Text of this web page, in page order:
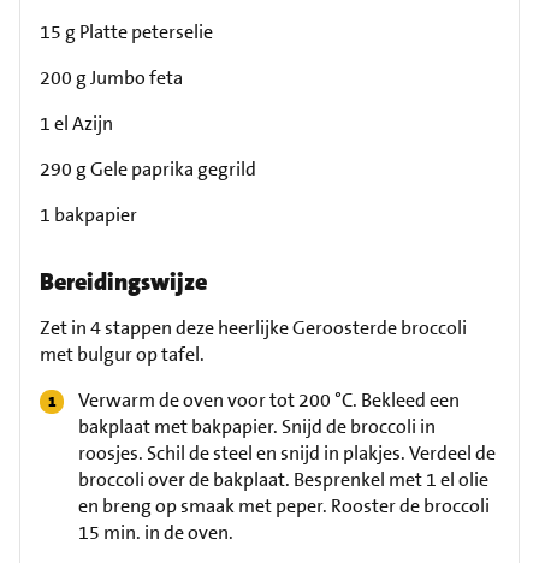
15 g Platte peterselie
200 g Jumbo feta
1 el Azijn
290 g Gele paprika gegrild
1 bakpapier
Bereidingswijze
Zet in 4 stappen deze heerlijke Geroosterde broccoli
met bulgur op tafel.
Verwarm de oven voor tot 200 °C. Bekleed een
bakplaat met bakpapier. Snijd de broccoli in
roosjes. Schil de steel en snijd in plakjes. Verdeel de
broccoli over de bakplaat. Besprenkel met 1 el olie
en breng op smaak met peper. Rooster de broccoli
15 min. in de oven.